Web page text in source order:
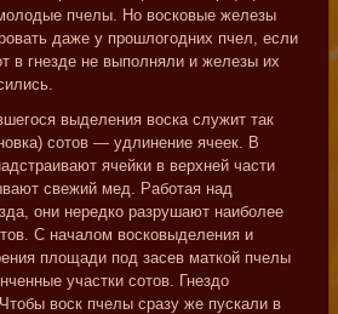
пчелы. Но восковые железы
даже у прошлогодних пчел, если
в гнезде не выполняли и железы их
выделения воска служит так
сотов — удлинение ячеек. В
ячейки в верхней части
свежий мед. Работая над
они нередко разрушают наиболее
С началом восковыделения и
площади под засев маткой пчелы
участки сотов. Гнездо
воск пчелы сразу же пускали в